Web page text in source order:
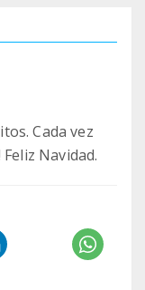
Cada vez
Navidad.